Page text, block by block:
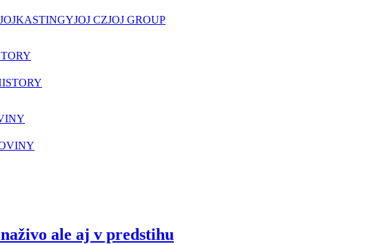
KASTINGYJOJ CZJOJ GROUP
ale aj v predstihu